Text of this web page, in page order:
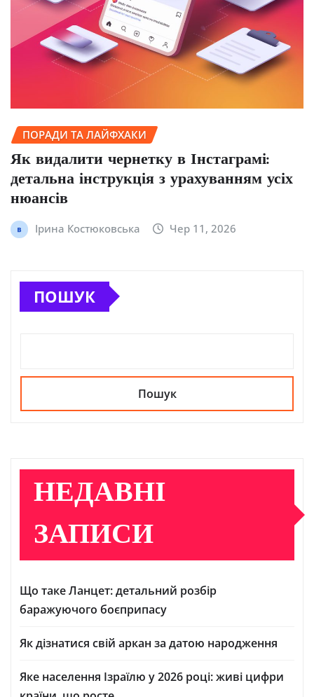
ПОРАДИ ТА ЛАЙФХАКИ
Як видалити чернетку в Інстаграмі:
детальна інструкція з урахуванням усіх
нюансів
Ірина Костюковська Чер 11, 2026
ПОШУК
Пошук
НЕДАВНІ
ЗАПИСИ
Що таке Ланцет: детальний розбір
баражуючого боєприпасу
Як дізнатися свій аркан за датою народження
Яке населення Ізраїлю у 2026 році: живі цифри